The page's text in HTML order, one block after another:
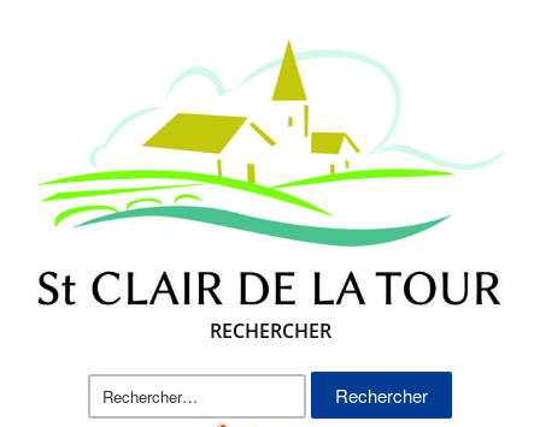
RECHERCHER
Rechercher :